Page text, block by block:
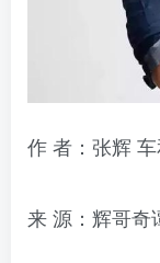
作 者：张辉
来 源：辉哥奇